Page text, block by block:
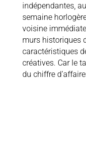
indépendantes,
semaine
voisine
murs historiques
caractéristiques
créatives. Car le
du chiffre